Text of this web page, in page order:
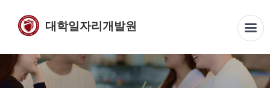
대학일자리개발원